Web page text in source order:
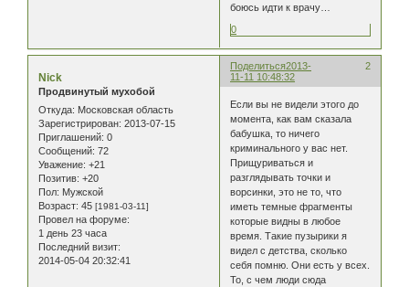
боюсь идти к врачу…
0
Поделиться 2
2013-
11-11 10:48:32
Nick
Продвинутый мухобой
Откуда: Московская область
Зарегистрирован: 2013-07-15
Приглашений: 0
Сообщений: 72
Уважение: +21
Позитив: +20
Пол: Мужской
Возраст: 45 [1981-03-11]
Провел на форуме:
1 день 23 часа
Последний визит:
2014-05-04 20:32:41
Если вы не видели этого до
момента, как вам сказала
бабушка, то ничего
криминального у вас нет.
Прищуриваться и
разглядывать точки и
ворсинки, это не то, что
иметь темные фрагменты
которые видны в любое
время. Такие пузырики я
видел с детства, сколько
себя помню. Они есть у всех.
То, с чем люди сюда